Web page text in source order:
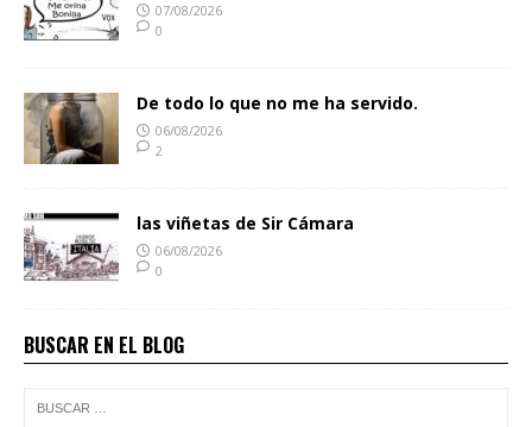
07/08/2026
0
De todo lo que no me ha servido.
06/08/2026
2
las viñetas de Sir Cámara
06/08/2026
0
BUSCAR EN EL BLOG